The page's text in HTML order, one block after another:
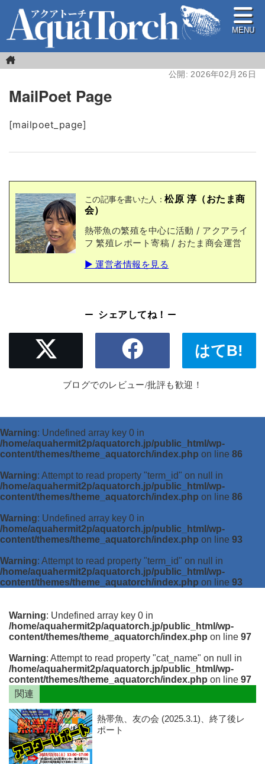
MENU
公開: 2026年02月26日
MailPoet Page
[mailpoet_page]
この記事を書いた人：松原 淳（おたま商
会）
熱帯魚の繁殖を中心に活動 / アクアライ
フ 繁殖レポート寄稿 / おたま商会運営
▶ 運営者情報を見る
シェアしてね！
はてB!
ブログでのレビュー/批評も歓迎！
Warning: Undefined array key 0 in
/home/aquahermit2p/aquatorch.jp/public_html/wp-
content/themes/theme_aquatorch/index.php on line 86
Warning: Attempt to read property "term_id" on null in
/home/aquahermit2p/aquatorch.jp/public_html/wp-
content/themes/theme_aquatorch/index.php on line 86
Warning: Undefined array key 0 in
/home/aquahermit2p/aquatorch.jp/public_html/wp-
content/themes/theme_aquatorch/index.php on line 93
Warning: Attempt to read property "term_id" on null in
/home/aquahermit2p/aquatorch.jp/public_html/wp-
content/themes/theme_aquatorch/index.php on line 93
Warning: Undefined array key 0 in
/home/aquahermit2p/aquatorch.jp/public_html/wp-
content/themes/theme_aquatorch/index.php on line 97
Warning: Attempt to read property "cat_name" on null in
/home/aquahermit2p/aquatorch.jp/public_html/wp-
content/themes/theme_aquatorch/index.php on line 97
関連
熱帯魚、友の会 (2025.3.1)、終了後レ
ポート